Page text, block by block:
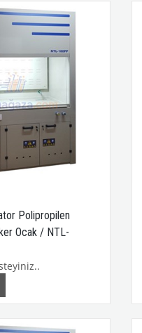
Polipropilen
Ocak / NTL-